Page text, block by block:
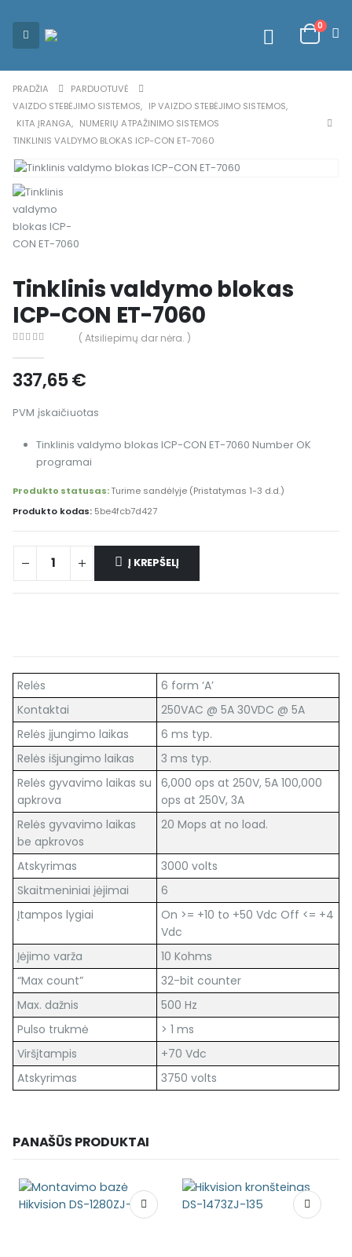
0
PRADŽIA
PARDUOTUVĖ
VAIZDO STEBĖJIMO SISTEMOS, IP VAIZDO STEBĖJIMO SISTEMOS,
KITA ĮRANGA, NUMERIŲ ATPAŽINIMO SISTEMOS
TINKLINIS VALDYMO BLOKAS ICP-CON ET-7060
Tinklinis valdymo blokas
ICP-CON ET-7060
( Atsiliepimų dar nėra. )
337,65€
PVM įskaičiuotas
Tinklinis valdymo blokas ICP-CON ET-7060 Number OK
programai
Produkto statusas:Turime sandėlyje (Pristatymas 1-3 d.d.)
Produkto kodas: 5be4fcb7d427
Į KREPŠELĮ
Relės
6 form ‘A’
Kontaktai
250VAC @ 5A 30VDC @ 5A
Relės įjungimo laikas
6 ms typ.
Relės išjungimo laikas
3 ms typ.
Relės gyvavimo laikas su
apkrova
6,000 ops at 250V, 5A 100,000
ops at 250V, 3A
Relės gyvavimo laikas
be apkrovos
20 Mops at no load.
Atskyrimas
3000 volts
Skaitmeniniai įėjimai
6
Įtampos lygiai
On >= +10 to +50 Vdc Off <= +4
Vdc
Įėjimo varža
10 Kohms
“Max count”
32-bit counter
Max. dažnis
500 Hz
Pulso trukmė
> 1 ms
Viršįtampis
+70 Vdc
Atskyrimas
3750 volts
PANAŠŪS PRODUKTAI